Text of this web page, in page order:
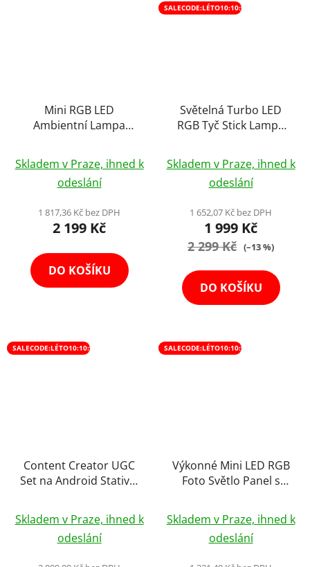
Mini RGB LED
Ambientní Lampa
Pozadí na Foto Video
Stream s Ovladačem
Skladem v Praze, ihned k
odeslání
1 817,36 Kč bez DPH
2 199 Kč
DO KOŠÍKU
SALECODE:LÉTO10:10:%
Světelná Turbo LED
RGB Tyč Stick Lampa
Skladem v Praze, ihned k
odeslání
1 652,07 Kč bez DPH
1 999 Kč
2 299 Kč (–13 %)
DO KOŠÍKU
SALECODE:LÉTO10:10:%
Content Creator UGC
Set na Android Stativ +
hodnocení
produktu
je
Skladem v Praze, ihned k
odeslání
SALECODE:LÉTO10:10:%
Výkonné Mini LED RGB
Foto Světlo Panel s
hodnocení
produktu
je
Skladem v Praze, ihned k
odeslání